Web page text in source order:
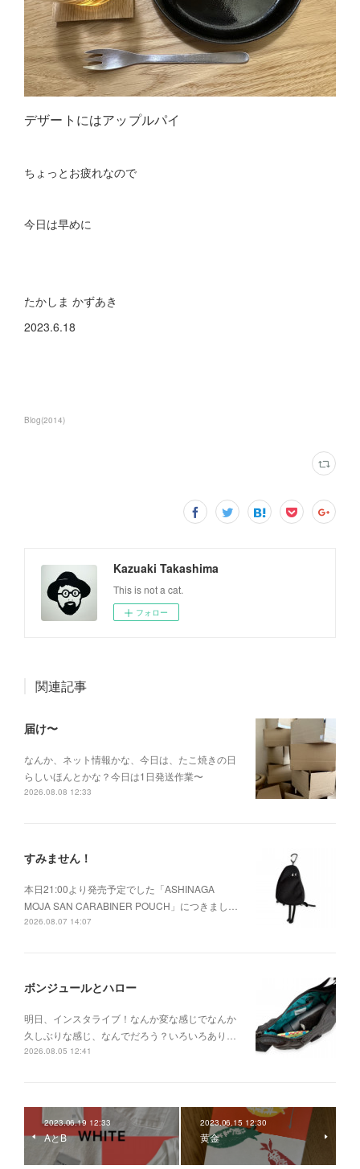
デザートにはアップルパイ
ちょっとお疲れなので
今日は早めに
たかしま かずあき
2023.6.18
Blog(2014)
Kazuaki Takashima
This is not a cat.
フォロー
関連記事
届け〜
なんか、ネット情報かな、今日は、たこ焼きの日
らしいほんとかな？今日は1日発送作業〜
2026.08.08 12:33
すみません！
本日21:00より発売予定でした「ASHINAGA
MOJA SAN CARABINER POUCH」につきまし…
2026.08.07 14:07
ボンジュールとハロー
明日、インスタライブ！なんか変な感じでなんか
久しぶりな感じ、なんでだろう？いろいろあり…
2026.08.05 12:41
2023.06.19 12:33
AとB
2023.06.15 12:30
黄金